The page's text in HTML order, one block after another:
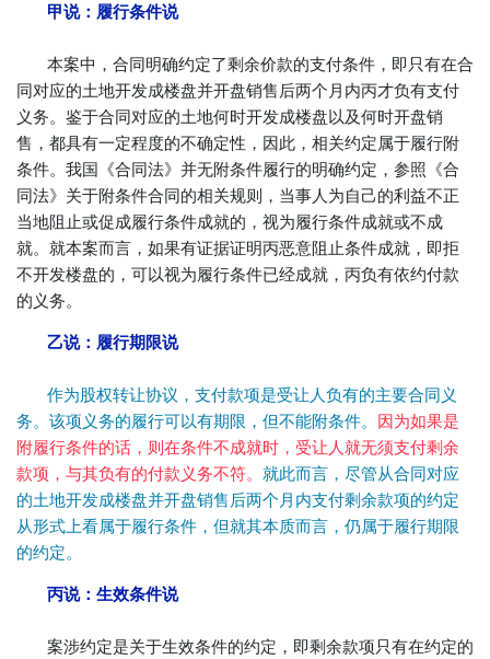
甲说：履行条件说
本案中，合同明确约定了剩余价款的支付条件，即只有在合
同对应的土地开发成楼盘并开盘销售后两个月内丙才负有支付
义务。鉴于合同对应的土地何时开发成楼盘以及何时开盘销
售，都具有一定程度的不确定性，因此，相关约定属于履行附
条件。我国《合同法》并无附条件履行的明确约定，参照《合
同法》关于附条件合同的相关规则，当事人为自己的利益不正
当地阻止或促成履行条件成就的，视为履行条件成就或不成
就。就本案而言，如果有证据证明丙恶意阻止条件成就，即拒
不开发楼盘的，可以视为履行条件已经成就，丙负有依约付款
的义务。
乙说：履行期限说
作为股权转让协议，支付款项是受让人负有的主要合同义
务。该项义务的履行可以有期限，但不能附条件。 因为如果是
附履行条件的话，则在条件不成就时，受让人就无须支付剩余
款项，与其负有的付款义务不符。 就此而言，尽管从合同对应
的土地开发成楼盘并开盘销售后两个月内支付剩余款项的约定
从形式上看属于履行条件，但就其本质而言，仍属于履行期限
的约定。
丙说：生效条件说
案涉约定是关于生效条件的约定，即剩余款项只有在约定的